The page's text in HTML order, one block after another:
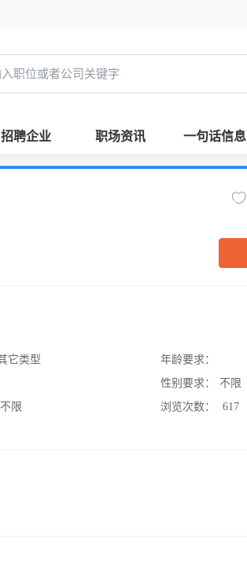
招聘企业 职场资讯 一句话信息
它类型
不限
年龄要求：
性别要求：
不限
浏览次数：
617